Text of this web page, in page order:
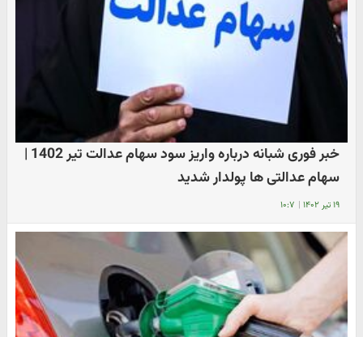
خبر فوری شبانه درباره واریز سود سهام عدالت تیر 1402 |
سهام عدالتی ها پولدار شدید
۱۹ تیر ۱۴۰۲ | ۱۰:۷